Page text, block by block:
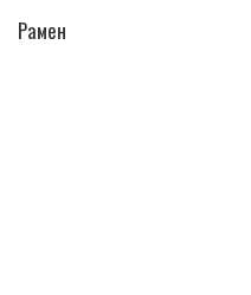
Рамен